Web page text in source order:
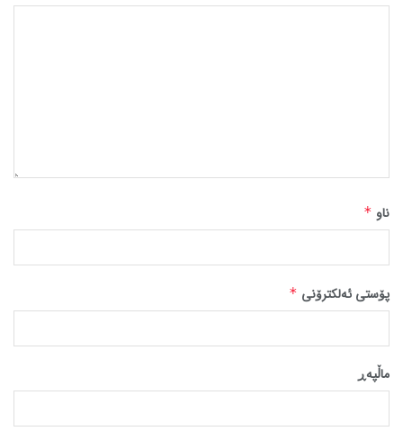
ناو *
پۆستی ئەلکترۆنی *
ماڵپه‌ڕ